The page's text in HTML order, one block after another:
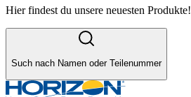
Hier findest du unsere neuesten Produkte!
Such nach Namen oder Teilenummer